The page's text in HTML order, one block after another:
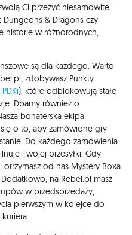
Ci przeżyć niesamowite
& Dragons czy
historie w różnorodnych,
są dla każdego. Warto
zdobywasz Punkty
), które odblokowują stałe
Dbamy również o
bohaterska ekipa
o to, aby zamówione gry
Do każdego zamówienia
Twojej przesyłki. Gdy
od nas Mystery Boxa
. Dodatkowo, na Rebel.pl masz
w przedsprzedaży,
pierwszym w kolejce do